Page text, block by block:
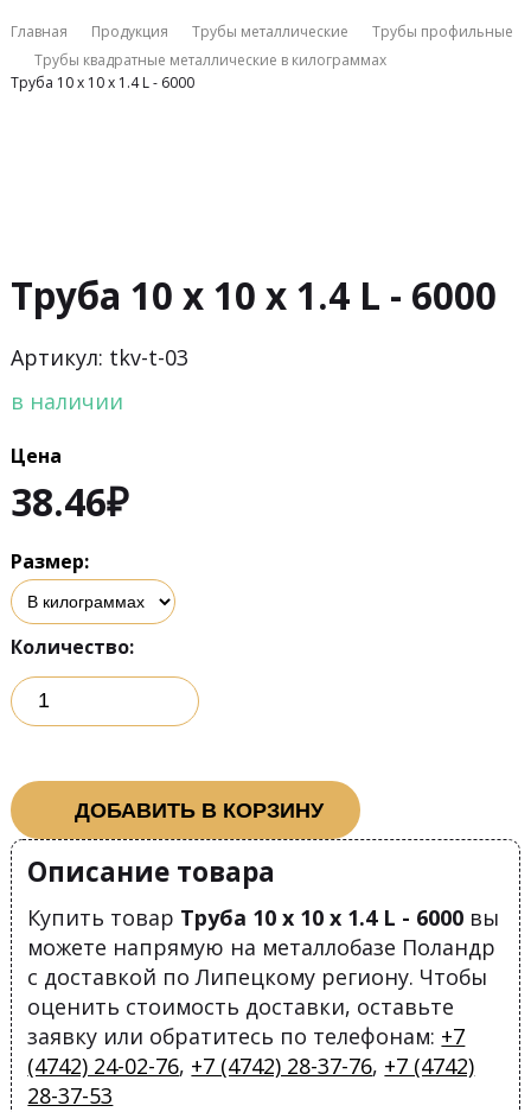
Главная Продукция Трубы металлические
Трубы профильные
Трубы квадратные металлические в килограммах
Труба 10 х 10 х 1.4 L - 6000
Труба 10 х 10 х 1.4 L - 6000
Артикул: tkv-t-03
в наличии
Цена
38.46₽
Размер:
Количество:
ДОБАВИТЬ В КОРЗИНУ
Описание товара
Купить товар Труба 10 х 10 х 1.4 L - 6000 вы
можете напрямую на металлобазе Поландр
с доставкой по Липецкому региону. Чтобы
оценить стоимость доставки, оставьте
заявку или обратитесь по телефонам: +7
(4742) 24-02-76, +7 (4742) 28-37-76, +7 (4742)
28-37-53